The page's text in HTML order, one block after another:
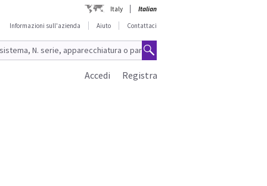
Italy
Italian
Informazioni sull'azienda
Aiuto Contattaci
Registra
Accedi